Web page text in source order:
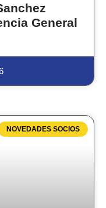
General
NOVEDADES SOCIOS